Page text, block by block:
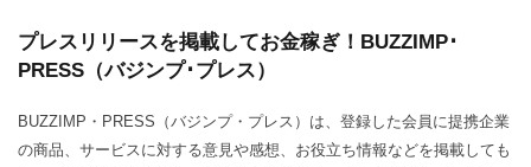
プレスリリースを掲載してお金稼ぎ！BUZZIMP･
PRESS（バジンプ･プレス）
BUZZIMP・PRESS（バジンプ・プレス）は、登録した会員に提携企業
の商品、サービスに対する意見や感想、お役立ち情報などを掲載しても